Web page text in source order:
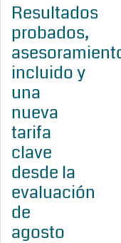
Resultados
probados,
incluido y
una
nueva
tarifa
clave
desde la
evaluación
de
agosto